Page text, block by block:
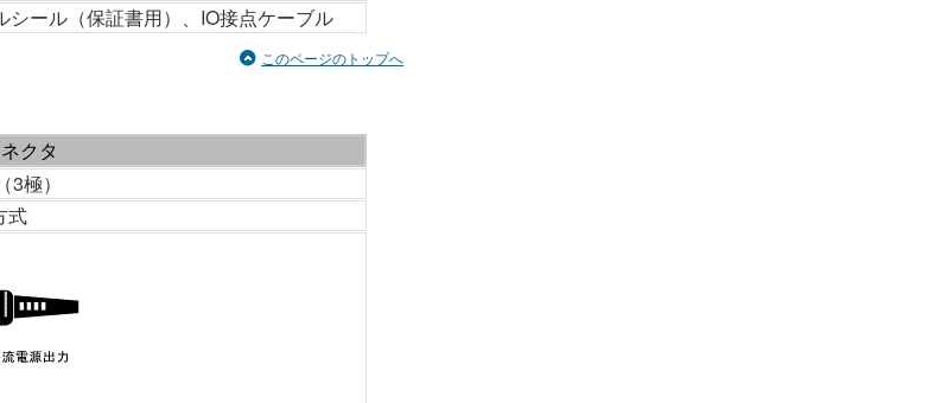
ール（保証書用）、IO接点ケーブル
このページのトップへ
クタ
極）
式